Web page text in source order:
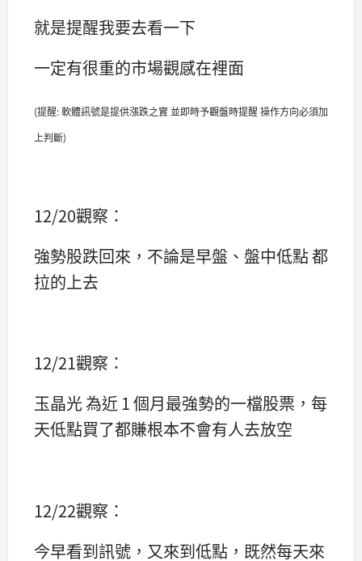
就是提醒我要去看一下
一定有很重的市場觀感在裡面
(提醒: 軟體訊號是提供漲跌之實 並即時予觀盤時提醒 操作方向必須加
上判斷)
12/20觀察：
強勢股跌回來，不論是早盤、盤中低點 都
拉的上去
12/21觀察：
玉晶光 為近 1 個月最強勢的一檔股票，每
天低點買了都賺根本不會有人去放空
12/22觀察：
今早看到訊號，又來到低點，既然每天來